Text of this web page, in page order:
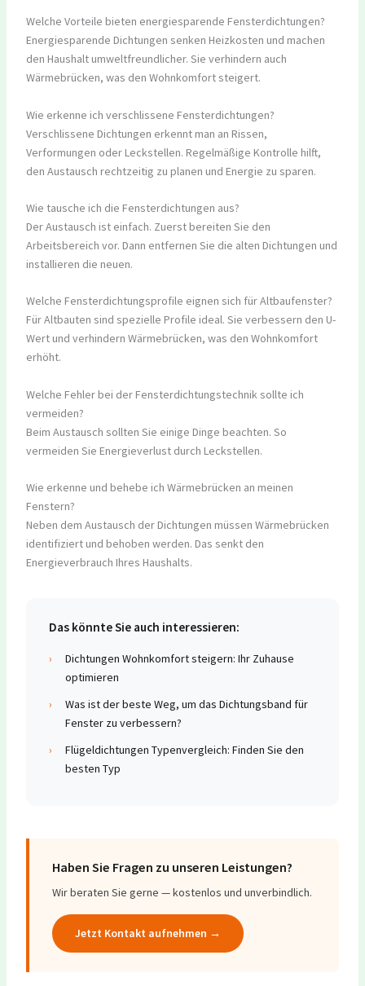
Welche Vorteile bieten energiesparende Fensterdichtungen?
Energiesparende Dichtungen senken Heizkosten und machen
den Haushalt umweltfreundlicher. Sie verhindern auch
Wärmebrücken, was den Wohnkomfort steigert.
Wie erkenne ich verschlissene Fensterdichtungen?
Verschlissene Dichtungen erkennt man an Rissen,
Verformungen oder Leckstellen. Regelmäßige Kontrolle hilft,
den Austausch rechtzeitig zu planen und Energie zu sparen.
Wie tausche ich die Fensterdichtungen aus?
Der Austausch ist einfach. Zuerst bereiten Sie den
Arbeitsbereich vor. Dann entfernen Sie die alten Dichtungen und
installieren die neuen.
Welche Fensterdichtungsprofile eignen sich für Altbaufenster?
Für Altbauten sind spezielle Profile ideal. Sie verbessern den U-
Wert und verhindern Wärmebrücken, was den Wohnkomfort
erhöht.
Welche Fehler bei der Fensterdichtungstechnik sollte ich
vermeiden?
Beim Austausch sollten Sie einige Dinge beachten. So
vermeiden Sie Energieverlust durch Leckstellen.
Wie erkenne und behebe ich Wärmebrücken an meinen
Fenstern?
Neben dem Austausch der Dichtungen müssen Wärmebrücken
identifiziert und behoben werden. Das senkt den
Energieverbrauch Ihres Haushalts.
Das könnte Sie auch interessieren:
›
Dichtungen Wohnkomfort steigern: Ihr Zuhause
optimieren
›
Was ist der beste Weg, um das Dichtungsband für
Fenster zu verbessern?
›
Flügeldichtungen Typenvergleich: Finden Sie den
besten Typ
Haben Sie Fragen zu unseren Leistungen?
Wir beraten Sie gerne — kostenlos und unverbindlich.
Jetzt Kontakt aufnehmen →